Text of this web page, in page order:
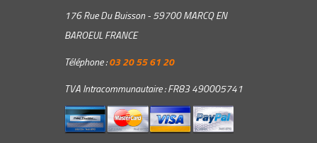
176 Rue Du Buisson - 59700 MARCQ EN
BAROEUL FRANCE
Téléphone :03 20 55 61 20
TVA Intracommunautaire : FR83 490005741